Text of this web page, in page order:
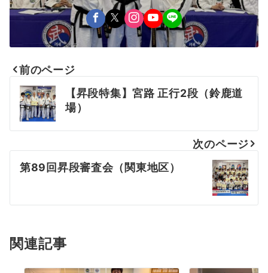
投
稿
ナ
ビ
ゲ
ョ
ン
前のページ
【昇段特集】宮路 正行2段（鈴鹿道
場）
次のページ
第89回昇段審査会（関東地区）
関連記事